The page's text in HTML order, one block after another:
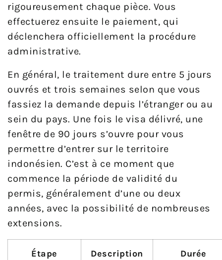
rigoureusement chaque pièce. Vous
effectuerez ensuite le paiement, qui
déclenchera officiellement la procédure
administrative.
En général, le traitement dure entre 5 jours
ouvrés et trois semaines selon que vous
fassiez la demande depuis l’étranger ou au
sein du pays. Une fois le visa délivré, une
fenêtre de 90 jours s’ouvre pour vous
permettre d’entrer sur le territoire
indonésien. C’est à ce moment que
commence la période de validité du
permis, généralement d’une ou deux
années, avec la possibilité de nombreuses
extensions.
Étape Description
Durée